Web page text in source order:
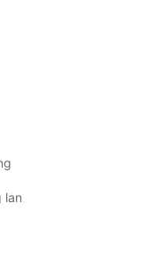
lan